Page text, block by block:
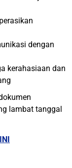
dengan
kerahasiaan dan
lambat tanggal